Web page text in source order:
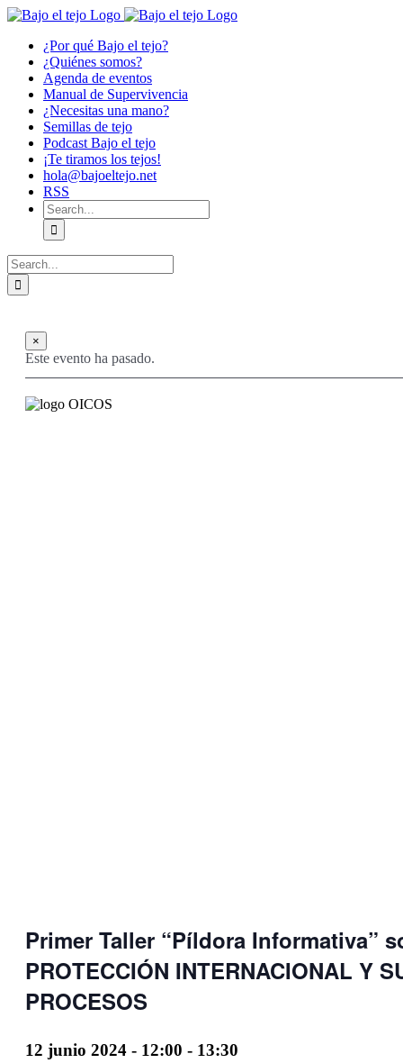
Skip
content¿Por qué Bajo el tejo?
¿Quiénes somos?
Agenda de eventos
Manual de Supervivencia
¿Necesitas una mano?
Semillas de tejo
Podcast Bajo el tejo
¡Te tiramos los tejos!
hola@bajoeltejo.net
RSS
Search
for:
Search
for:
×
Este evento ha pasado.
Primer Taller “Píldora Informativa”
PROTECCIÓN INTERNACIONAL Y
PROCESOS
12 junio 2024 - 12:00 - 13:30